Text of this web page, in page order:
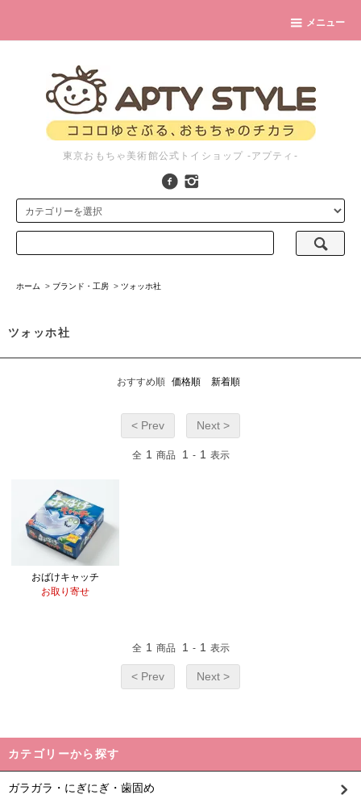
メニュー
東京おもちゃ美術館公式トイショップ -アプティ-
ホーム > ブランド・工房 > ツォッホ社
ツォッホ社
おすすめ順 価格順 新着順
< Prev Next >
全 1 商品 1 - 1 表示
おばけキャッチ
お取り寄せ
全 1 商品 1 - 1 表示
< Prev Next >
カテゴリーから探す
ガラガラ・にぎにぎ・歯固め